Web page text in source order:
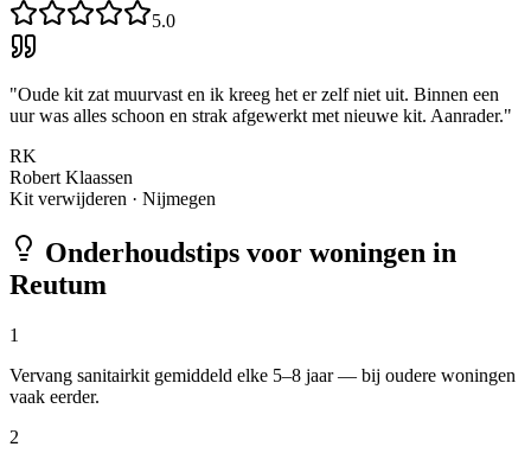
5.0
"Oude kit zat muurvast en ik kreeg het er zelf niet uit. Binnen een
uur was alles schoon en strak afgewerkt met nieuwe kit. Aanrader."
RK
Robert Klaassen
Kit verwijderen · Nijmegen
Onderhoudstips voor woningen in
Reutum
1
Vervang sanitairkit gemiddeld elke 5–8 jaar — bij oudere woningen
vaak eerder.
2